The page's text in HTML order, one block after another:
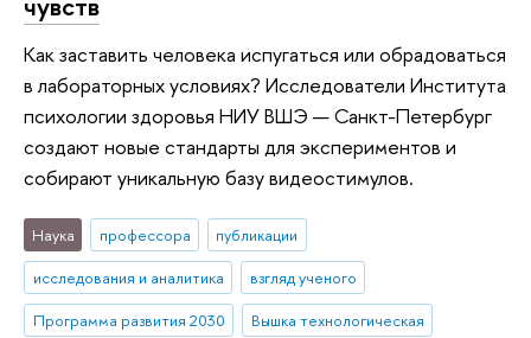
Как заставить человека испугаться или обрадоваться
в лабораторных условиях? Исследователи Института
психологии здоровья НИУ ВШЭ — Санкт-Петербург
создают новые стандарты для экспериментов и
собирают уникальную базу видеостимулов.
Наука профессора
публикации
исследования и аналитика
взгляд ученого
Программа развития 2030
Вышка технологическая